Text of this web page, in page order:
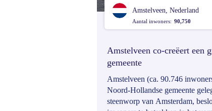
Amstelveen, Nederland
Aantal inwoners: 90,750
Amstelveen co-creëert een
gemeente
Amstelveen (ca. 90.746
Noord-Hollandse gemeente
steenworp van Amsterdam,